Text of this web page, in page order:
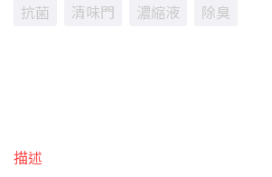
抗菌 清味門 濃縮液 除臭
描述